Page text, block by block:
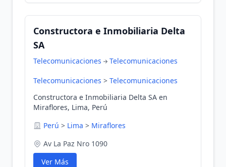
Constructora e Inmobiliaria Delta
SA
Telecomunicaciones Telecomunicaciones
Telecomunicaciones > Telecomunicaciones
Constructora e Inmobiliaria Delta SA en
Miraflores, Lima, Perú
Perú > Lima > Miraflores
Av La Paz Nro 1090
Ver Más